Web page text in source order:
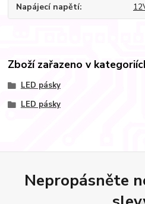
Napájecí napětí
Zboží zařazeno v
LED pásky
LED pásky
Nepropásněte